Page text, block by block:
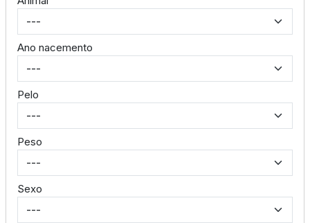
Ano nacemento
Pelo
Peso
Sexo